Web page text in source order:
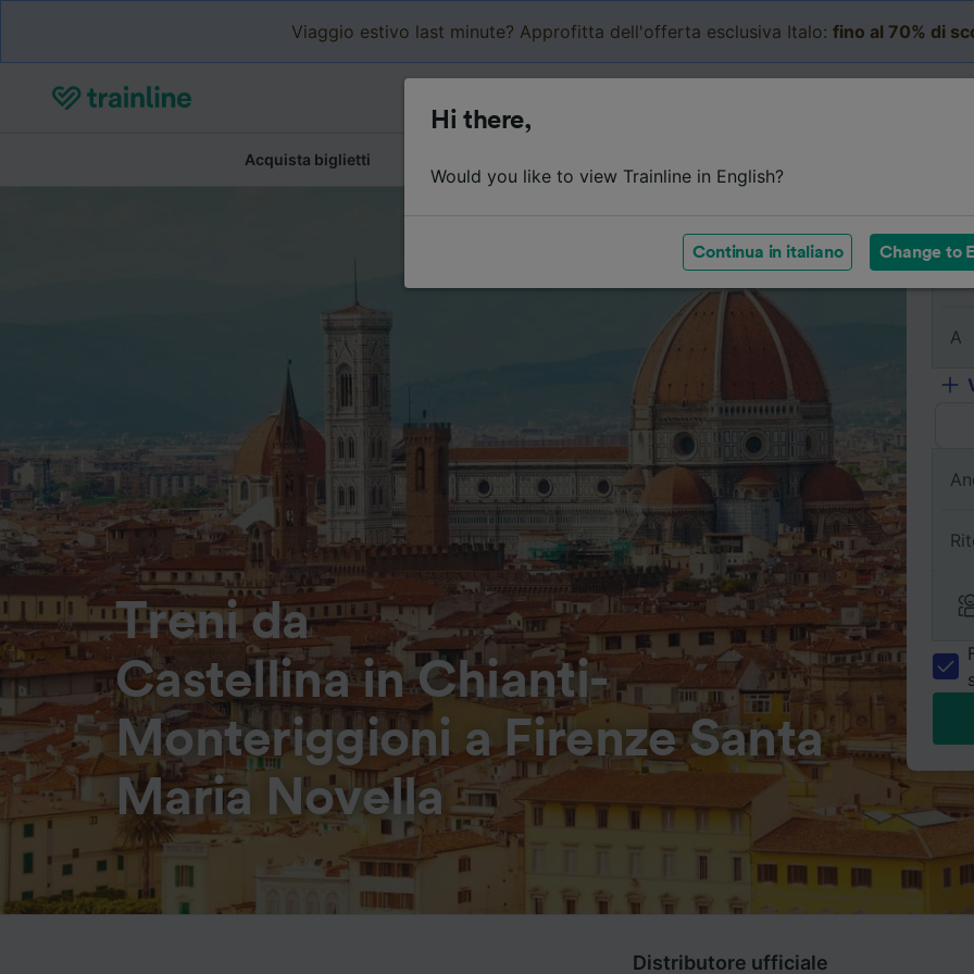
Viaggio estivo last minute? Approfitta dell'offerta esclusiva Italo: fino al 70% di
Acquista biglietti
Treni da
Castellina in Chianti-
Monteriggioni a Firenze Santa
Maria Novella
Da
A
Distributore ufficiale
Hi there,
Would you like to view Trainline in English?
Continua in italiano Change to